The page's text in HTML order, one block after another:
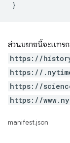
ส่วนขยายนี้จะแทร
https://
https://
https://
https://
manifest.json